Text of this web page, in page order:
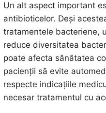
Un alt aspect important
antibioticelor. Deși
tratamentele bacteriene,
reduce diversitatea
poate afecta sănătatea
pacienții să evite
respecte indicațiile
necesar tratamentul cu